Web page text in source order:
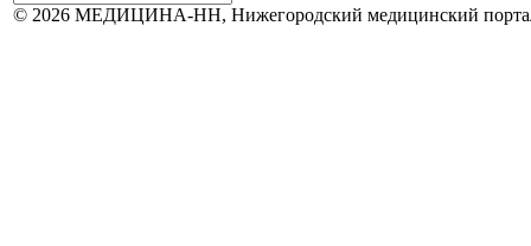
© 2026 МЕДИЦИНА-НН, Нижегородский медицинский